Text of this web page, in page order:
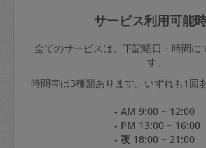
サービス利用可能
全てのサービスは、下記曜日・時間に
す。
時間帯は3種類あります。いずれも1回
- AM 9:00 ~ 12:00
- PM 13:00 ~ 16:00
- 夜 18:00 ~ 21:00